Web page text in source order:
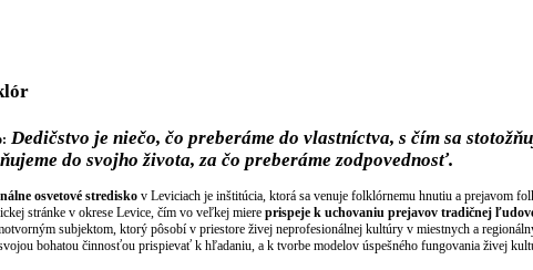
Dedičstvo je niečo, čo preberáme do vlastníctva, s čím sa
do svojho života, za čo preberáme zodpovednosť.
osvetové stredisko v Leviciach je inštitúcia, ktorá sa venuje folklórnemu hnutiu a prejavom
stránke v okrese Levice, čím vo veľkej miere prispeje k uchovaniu prejavov tradičnej
subjektom, ktorý pôsobí v priestore živej neprofesionálnej kultúry v miestnych a
bohatou činnosťou prispievať k hľadaniu, a k tvorbe modelov úspešného fungovania živej